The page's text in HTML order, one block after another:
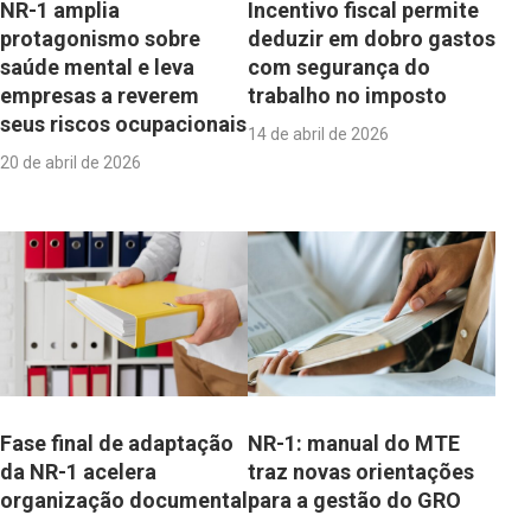
NR-1 amplia
protagonismo sobre
saúde mental e leva
empresas a reverem
seus riscos ocupacionais
20 de abril de 2026
Incentivo fiscal permite
deduzir em dobro gastos
com segurança do
trabalho no imposto
14 de abril de 2026
Fase final de adaptação
da NR-1 acelera
organização documental
NR-1: manual do MTE
traz novas orientações
para a gestão do GRO